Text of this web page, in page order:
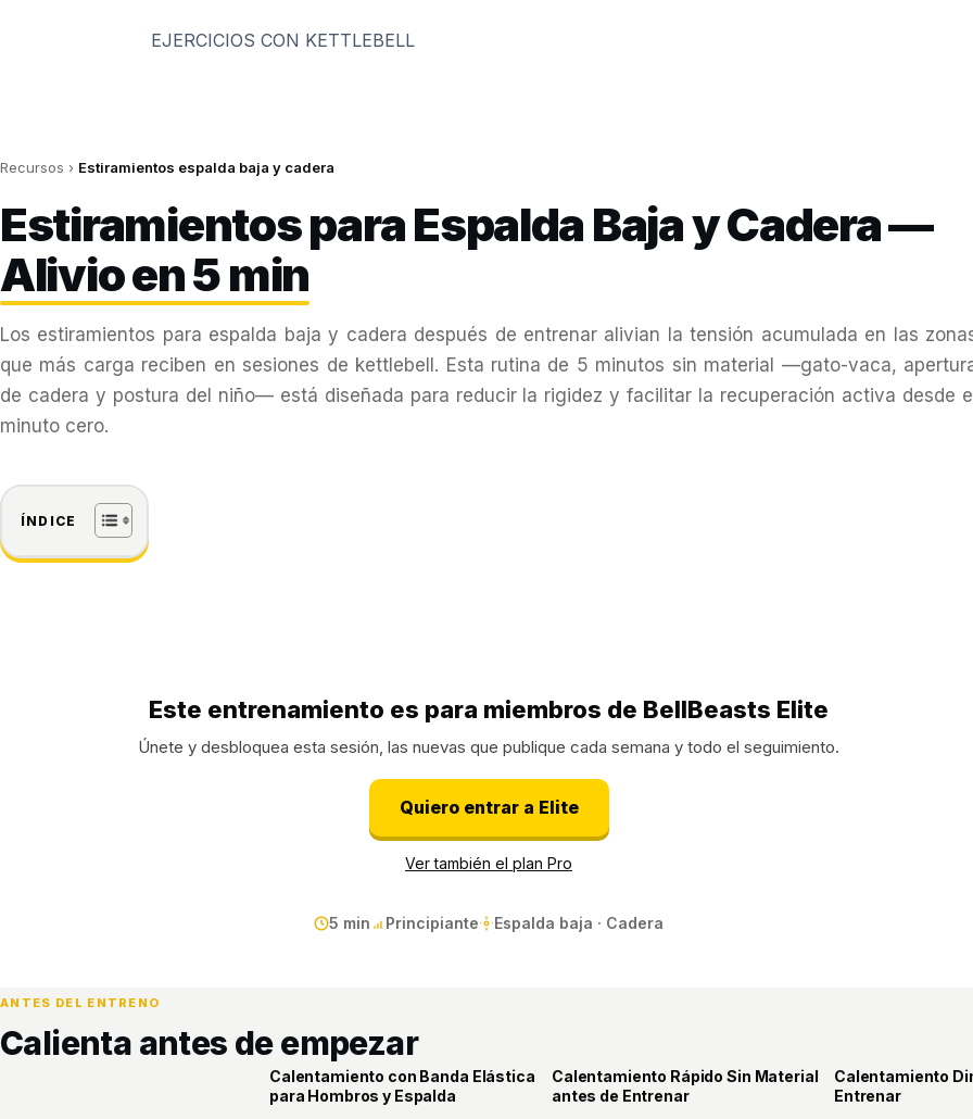
EJERCICIOS CON KETTLEBELL
Recursos › Estiramientos espalda baja y cadera
Estiramientos para Espalda Baja y Cadera —
Alivio en 5 min
Los estiramientos para espalda baja y cadera después de entrenar alivian la tensión acumulada en las
que más carga reciben en sesiones de kettlebell. Esta rutina de 5 minutos sin material —gato-vaca,
de cadera y postura del niño— está diseñada para reducir la rigidez y facilitar la recuperación activa desde
minuto cero.
ÍNDICE
SOLO PARA MIEMBROS
Este entrenamiento es para miembros de BellBeasts Elite
Únete y desbloquea esta sesión, las nuevas que publique cada semana y todo el seguimiento.
Quiero entrar a Elite
Ver también el plan Pro
5 min Principiante Espalda baja · Cadera
ANTES DEL ENTRENO
Calienta antes de empezar
ELITE
Calentamiento con Banda Elástica
para Hombros y Espalda
ELITE
Calentamiento Rápido Sin Material
antes de Entrenar
PRO
Calentamiento
Entrenar